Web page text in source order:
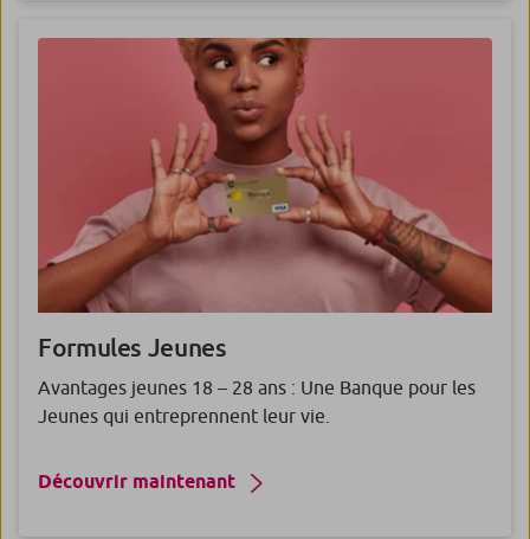
Formules Jeunes
Avantages jeunes 18 – 28 ans : Une Banque pour les
Jeunes qui entreprennent leur vie.
Découvrir maintenant